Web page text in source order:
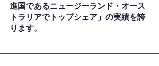
進国であるニュージーランド・オース
トラリアでトップシェア」の実績を誇
ります。